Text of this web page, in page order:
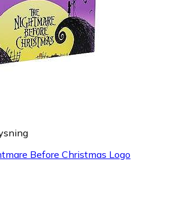
Before Christmas Logo